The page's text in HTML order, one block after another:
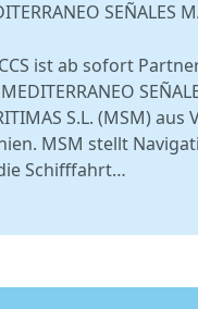
SEÑALES
ist ab sofort
S.L. (MSM) aus
MSM stellt
Schifffahrt…